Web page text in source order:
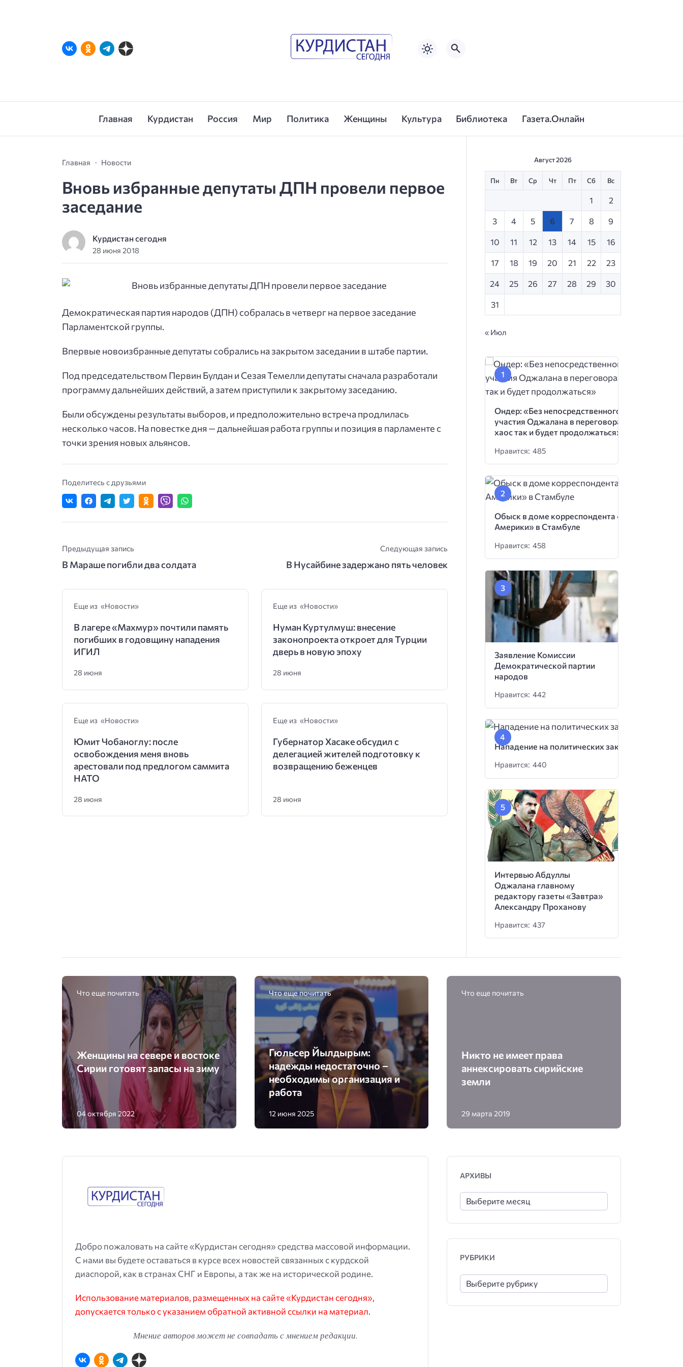
Главная Курдистан Россия Мир Политика Женщины Культура Библиотека Газета.Онлайн
Главная Новости
Вновь избранные депутаты ДПН провели первое
заседание
Курдистан сегодня
28 июня 2018
Демократическая партия народов (ДПН) собралась в четверг на первое заседание
Парламентской группы.
Впервые новоизбранные депутаты собрались на закрытом заседании в штабе партии.
Под председательством Первин Булдан и Сезая Темелли депутаты сначала разработали
программу дальнейших действий, а затем приступили к закрытому заседанию.
Были обсуждены результаты выборов, и предположительно встреча продлилась
несколько часов. На повестке дня — дальнейшая работа группы и позиция в парламенте с
точки зрения новых альянсов.
Поделитесь с друзьями
Предыдущая запись
В Мараше погибли два солдата
Следующая запись
В Нусайбине задержано пять человек
Еще из «Новости»
В лагере «Махмур» почтили память
погибших в годовщину нападения
ИГИЛ
28 июня
Еще из «Новости»
Нуман Куртулмуш: внесение
законопроекта откроет для Турции
дверь в новую эпоху
28 июня
Еще из «Новости»
Юмит Чобаноглу: после
освобождения меня вновь
арестовали под предлогом саммита
НАТО
28 июня
Еще из «Новости»
Губернатор Хасаке обсудил с
делегацией жителей подготовку к
возвращению беженцев
28 июня
Август 2026
Пн Вт Ср Чт Пт Сб Вс
1 2
3 4 5 6 7 8 9
10 11 12 13 14 15 16
17 18 19 20 21 22 23
24 25 26 27 28 29 30
31
« Июл
Ондер: «Без непосредственного
участия Оджалана в переговорах
хаос так и будет продолжаться»
Нравится: 485
Обыск в доме корреспондента «Голоса
Америки» в Стамбуле
Нравится: 458
Заявление Комиссии
Демократической партии
народов
Нравится: 442
Нападение на политических заключенных
Нравится: 440
Интервью Абдуллы
Оджалана главному
редактору газеты «Завтра»
Александру Проханову
Нравится: 437
Что еще почитать
Женщины на севере и востоке
Сирии готовят запасы на зиму
04 октября 2022
Что еще почитать
Гюльсер Йылдырым:
надежды недостаточно –
необходимы организация и
работа
12 июня 2025
Что еще почитать
Никто не имеет права
аннексировать сирийские
земли
29 марта 2019
Добро пожаловать на сайте «Курдистан сегодня» средства массовой информации.
С нами вы будете оставаться в курсе всех новостей связанных с курдской
диаспорой, как в странах СНГ и Европы, а так же на исторической родине.
Использование материалов, размещенных на сайте «Курдистан сегодня»,
допускается только с указанием обратной активной ссылки на материал.
Мнение авторов может не совпадать с мнением редакции.
АРХИВЫ
РУБРИКИ